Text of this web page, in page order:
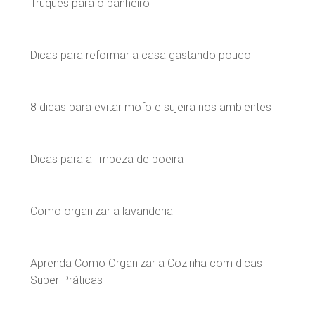
Truques para o banheiro
Dicas para reformar a casa gastando pouco
8 dicas para evitar mofo e sujeira nos ambientes
Dicas para a limpeza de poeira
Como organizar a lavanderia
Aprenda Como Organizar a Cozinha com dicas
Super Práticas